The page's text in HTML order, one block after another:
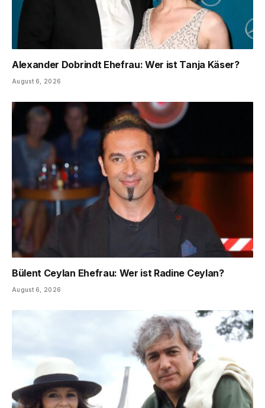
Alexander Dobrindt Ehefrau: Wer ist Tanja Käser?
August 6, 2026
Bülent Ceylan Ehefrau: Wer ist Radine Ceylan?
August 6, 2026